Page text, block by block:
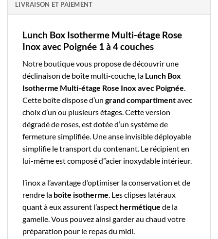
LIVRAISON ET PAIEMENT
Lunch Box Isotherme Multi-étage Rose
Inox avec Poignée 1 à 4 couches
Notre boutique vous propose de découvrir une
déclinaison de boîte multi-couche , la Lunch Box
Isotherme Multi-étage Rose Inox avec Poignée
Cette boîte dispose d’un grand compartimentavec
choix d’un ou plusieurs étages. Cette version
dégradé de roses, est dotée d’un système de
fermeture simplifiée. Une anse invisible déployable
simplifie le transport du contenant. Le récipient en
lui-même est composé d”acier inoxydable intérieur.
l’inox a l’avantage d’optimiser la conservation et de
rendre la boîte isotherme. Les clipses latéraux
quant à eux assurent l’aspect hermétique de la
gamelle. Vous pouvez ainsi garder au chaud votre
préparation pour le repas du midi.